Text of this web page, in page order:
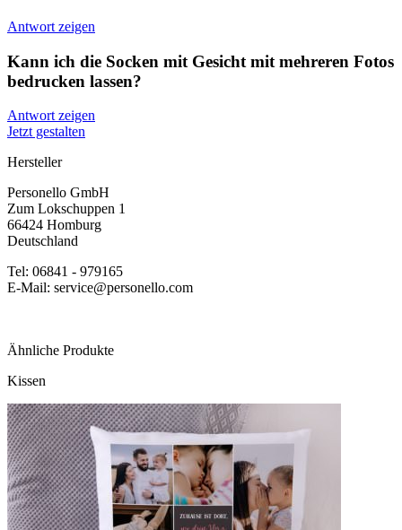
Antwort zeigen
Kann ich die Socken mit Gesicht mit mehreren Fotos
bedrucken lassen?
Antwort zeigen
Jetzt gestalten
Hersteller
Personello GmbH
Zum Lokschuppen 1
66424 Homburg
Deutschland
Tel: 06841 - 979165
E-Mail: service@personello.com
Ähnliche Produkte
Kissen